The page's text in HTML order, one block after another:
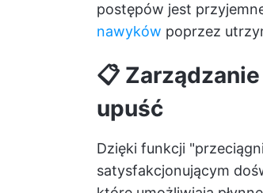
postępów jest
nawyków poprzez
📋
upuść
Dzięki funkcji
satysfakcjonującym